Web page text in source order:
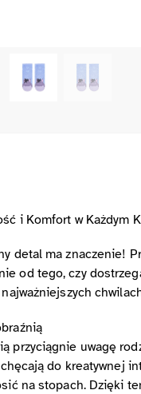
i Komfort w Każdym
detal ma znaczenie!
od tego, czy
przyciągnie uwagę
do kreatywnej
na stopach.